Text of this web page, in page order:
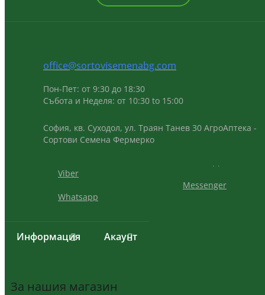
office@sortovisemenabg.com
Пон-Пет: от 9:30 до 18:30
Събота и Неделя: от 10:30 to 15:00
София, кв. Суходол, ул. Траян Танев 30 АгроАптека -
Сортови Семена Фермерко
Viber
Whatsapp
Messenger
Информация Акаунт
За нашия магазин